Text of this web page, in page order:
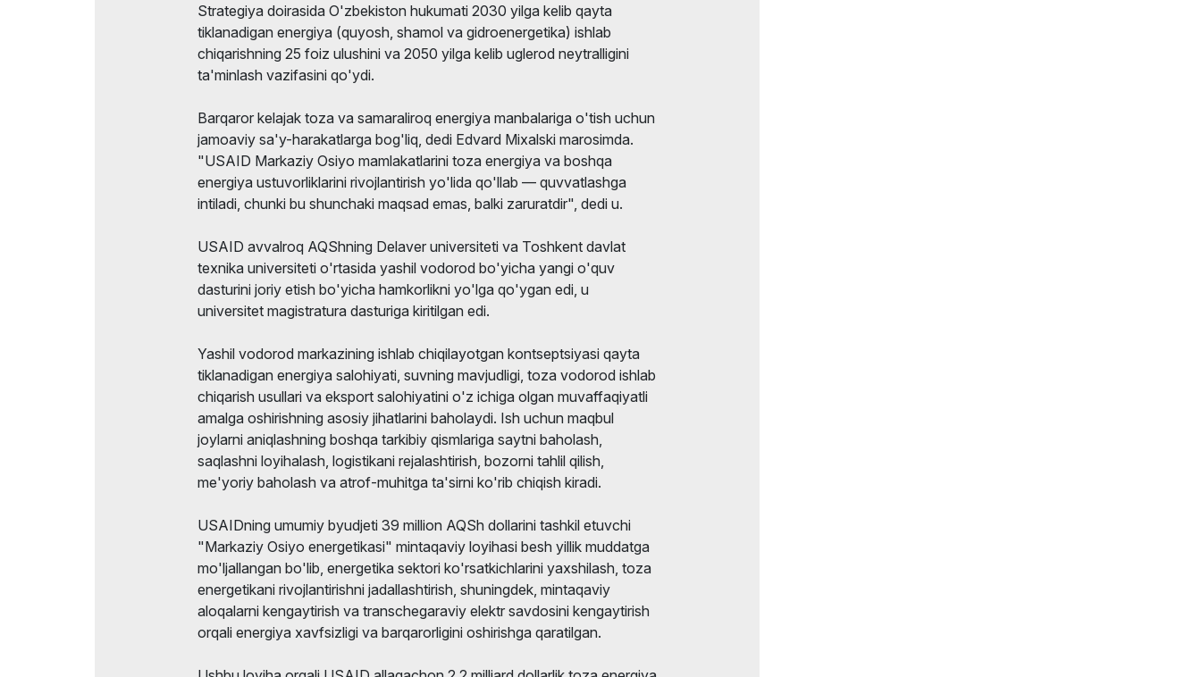
Strategiya doirasida O'zbekiston hukumati 2030 yilga kelib qayta
tiklanadigan energiya (quyosh, shamol va gidroenergetika) ishlab
chiqarishning 25 foiz ulushini va 2050 yilga kelib uglerod neytralligini
ta'minlash vazifasini qo'ydi.
Barqaror kelajak toza va samaraliroq energiya manbalariga o'tish uchun
jamoaviy sa'y-harakatlarga bog'liq, dedi Edvard Mixalski marosimda.
"USAID Markaziy Osiyo mamlakatlarini toza energiya va boshqa
energiya ustuvorliklarini rivojlantirish yo'lida qo'llab — quvvatlashga
intiladi, chunki bu shunchaki maqsad emas, balki zaruratdir", dedi u.
USAID avvalroq AQShning Delaver universiteti va Toshkent davlat
texnika universiteti o'rtasida yashil vodorod bo'yicha yangi o'quv
dasturini joriy etish bo'yicha hamkorlikni yo'lga qo'ygan edi, u
universitet magistratura dasturiga kiritilgan edi.
Yashil vodorod markazining ishlab chiqilayotgan kontseptsiyasi qayta
tiklanadigan energiya salohiyati, suvning mavjudligi, toza vodorod ishlab
chiqarish usullari va eksport salohiyatini o'z ichiga olgan muvaffaqiyatli
amalga oshirishning asosiy jihatlarini baholaydi. Ish uchun maqbul
joylarni aniqlashning boshqa tarkibiy qismlariga saytni baholash,
saqlashni loyihalash, logistikani rejalashtirish, bozorni tahlil qilish,
me'yoriy baholash va atrof-muhitga ta'sirni ko'rib chiqish kiradi.
USAIDning umumiy byudjeti 39 million AQSh dollarini tashkil etuvchi
"Markaziy Osiyo energetikasi" mintaqaviy loyihasi besh yillik muddatga
mo'ljallangan bo'lib, energetika sektori ko'rsatkichlarini yaxshilash, toza
energetikani rivojlantirishni jadallashtirish, shuningdek, mintaqaviy
aloqalarni kengaytirish va transchegaraviy elektr savdosini kengaytirish
orqali energiya xavfsizligi va barqarorligini oshirishga qaratilgan.